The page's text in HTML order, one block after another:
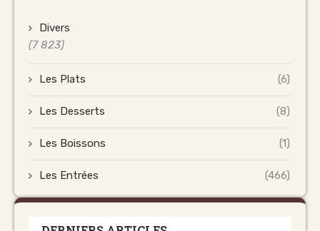
Divers
(7 823)
Les Plats (6)
Les Desserts (8)
Les Boissons (1)
Les Entrées (466)